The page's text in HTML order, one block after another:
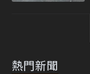
熱門新聞